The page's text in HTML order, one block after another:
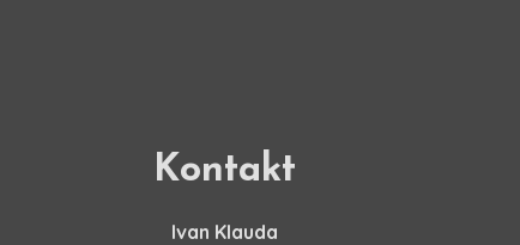
Kontakt
Ivan Klauda